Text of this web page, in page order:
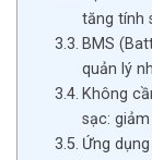
tăng tính
BMS
quản lý
Không
sạc:
Ứng